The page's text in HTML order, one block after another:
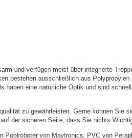
und verfügen meist über integrierte
bestehen ausschließlich aus Polypropylen
eine natürliche Optik und sind
zu gewährleisten. Gerne können Sie
der sicheren Seite, dass Sie nichts
von Maytronics, PVC von